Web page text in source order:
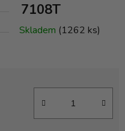
7108T
Skladem (1262 ks)